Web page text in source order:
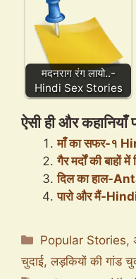
मदनराग रंग लायो..-
Hindi Sex Stories
ऐसी ही और कहानियाँ
माँ का सफर-१
गैर मर्दों की
दिल का हाल-
पारो और मैं-
Categories
Popular Stories,
चुदाई,लड़कियों की गांड